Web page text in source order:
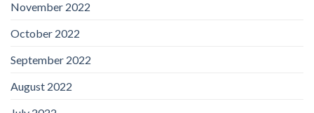
November 2022
October 2022
September 2022
August 2022